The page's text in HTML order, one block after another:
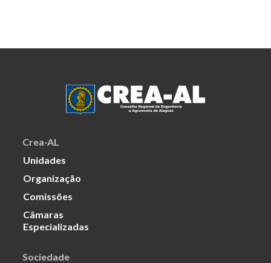
Crea-AL
Unidades
Organização
Comissões
Câmaras
Especializadas
Sociedade